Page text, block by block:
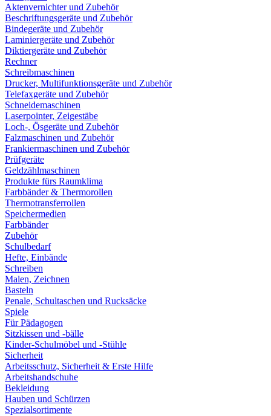
Aktenvernichter und Zubehör
Beschriftungsgeräte und Zubehör
Bindegeräte und Zubehör
Laminiergeräte und Zubehör
Diktiergeräte und Zubehör
Rechner
Schreibmaschinen
Drucker, Multifunktionsgeräte und Zubehör
Telefaxgeräte und Zubehör
Schneidemaschinen
Laserpointer, Zeigestäbe
Loch-, Ösgeräte und Zubehör
Falzmaschinen und Zubehör
Frankiermaschinen und Zubehör
Prüfgeräte
Geldzählmaschinen
Produkte fürs Raumklima
Farbbänder & Thermorollen
Thermotransferrollen
Speichermedien
Farbbänder
Zubehör
Schulbedarf
Hefte, Einbände
Schreiben
Malen, Zeichnen
Basteln
Penale, Schultaschen und Rucksäcke
Spiele
Für Pädagogen
Sitzkissen und -bälle
Kinder-Schulmöbel und -Stühle
Sicherheit
Arbeitsschutz, Sicherheit & Erste Hilfe
Arbeitshandschuhe
Bekleidung
Hauben und Schürzen
Spezialsortimente